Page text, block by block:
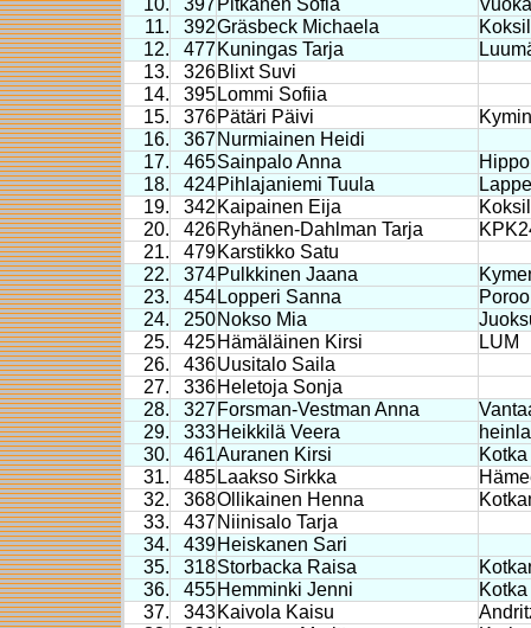
10.
397Pitkänen Sofia
11.
392Gräsbeck Michaela
12.
477Kuningas Tarja
13.
326Blixt Suvi
14.
395 Lommi Sofiia
15.
376Pätäri Päivi
16.
367Nurmiainen Heidi
17.
465Sainpalo Anna
18.
424Pihlajaniemi Tuula
19.
342 Kaipainen Eija
20.
426Ryhänen-Dahlman Tarja
21.
479Karstikko Satu
22.
374Pulkkinen Jaana
23.
454 Lopperi Sanna
24.
250Nokso Mia
25.
425Hämäläinen Kirsi
LUM
26.
436Uusitalo Saila
27.
336Heletoja Sonja
28.
327Forsman-Vestman Anna
29.
333Heikkilä Veera
30.
461Auranen Kirsi
Kotka
31.
485 Laakso Sirkka
32.
368Ollikainen Henna
33.
437Niinisalo Tarja
34.
439Heiskanen Sari
35.
318Storbacka Raisa
36.
455Hemminki Jenni
Kotka
37.
343Kaivola Kaisu